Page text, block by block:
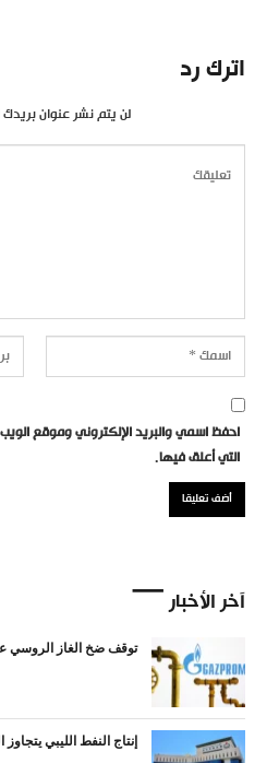
اترك رد
لن يتم نشر عنوان بريدك
احفظ اسمي والبريد الإلكتروني وموقع
التي أعلق فيها.
آخر الأخبار
توقف ضخ الغاز الروسي
إنتاج النفط الليبي يتجاوز